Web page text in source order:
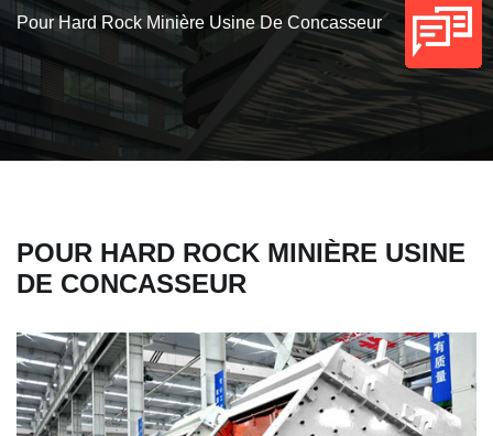
Pour Hard Rock Minière Usine De Concasseur
POUR HARD ROCK MINIÈRE USINE
DE CONCASSEUR